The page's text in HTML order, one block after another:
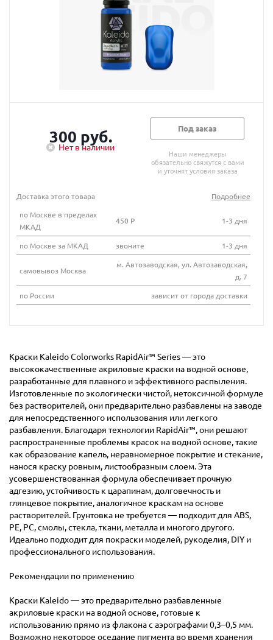
300 руб.
Нет в наличии
Под заказ
Наши менеджеры
обязательно свяжутся с вами
и уточнят условия заказа
Доставка этого товара
Подробнее
по Москве в пределах
МКАД
450 Р 1-3 дня
по Москве за МКАД звоните 1-3 дня
самовывоз Москва
м. Автозаводская, ул. Автозаводская,
д. 7
по России
зависит от города доставки
Краски Kaleido Colorworks RapidAir™ Series — это
высококачественные акриловые краски на водной основе,
разработанные для плавного и эффективного распыления.
Изготовленные по экологически чистой, нетоксичной формуле
без растворителей, они предварительно разбавлены на заводе
для непосредственного использования или легкого
разбавления. Благодаря технологии RapidAir™, они решают
распространенные проблемы красок на водной основе, такие
как образование капель, неравномерное покрытие и стекание,
нанося краску ровным, листообразным слоем. Эта
усовершенствованная формула обеспечивает прочную
адгезию, устойчивость к царапинам, долговечность и
глянцевое покрытие, аналогичное краскам на основе
растворителей. Грунтовка не требуется — подходит для ABS,
PE, PC, смолы, стекла, ткани, металла и многого другого.
Идеально подходит для покраски моделей, рукоделия, DIY и
профессионального использования.
Рекомендации по применению
Краски Kaleido — это предварительно разбавленные
акриловые краски на водной основе, готовые к
использованию прямо из флакона с аэрографами 0,3–0,5 мм.
Возможно некоторое оседание пигмента во время хранения